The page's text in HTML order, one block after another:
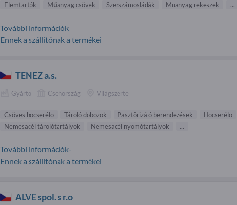
Elemtartók
Műanyag csövek Szerszámosládák Muanyag rekeszek ...
További információk-
Ennek a szállítónak a termékei
TENEZ a.s.
Gyártó Csehország Világszerte
Csöves hocserélo Tároló dobozok Pasztörizáló berendezések
Hocserélo
Nemesacél tárolótartályok
Nemesacél nyomótartályok ...
További információk-
Ennek a szállítónak a termékei
ALVE spol. s r.o